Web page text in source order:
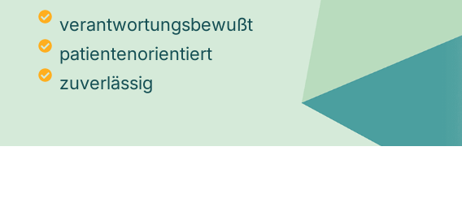
verantwortungsbewußt
patientenorientiert
zuverlässig